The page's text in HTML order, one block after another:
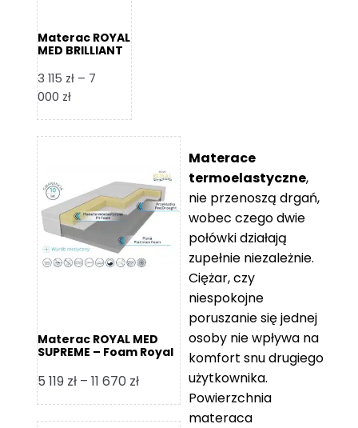
Materac ROYAL
MED BRILLIANT
3 115 zł – 7
000 złZakres
od
7
000 zł
Materac ROYAL MED
SUPREME – Foam Royal
5 119 zł – 11 670 złZakres
cen:
od
Materace
termoelastyczne,
nie przenoszą drgań,
wobec czego dwie
połówki działają
zupełnie niezależnie.
Ciężar, czy
niespokojne
poruszanie się jednej
osoby nie wpływa na
komfort snu drugiego
użytkownika.
Powierzchnia
materaca